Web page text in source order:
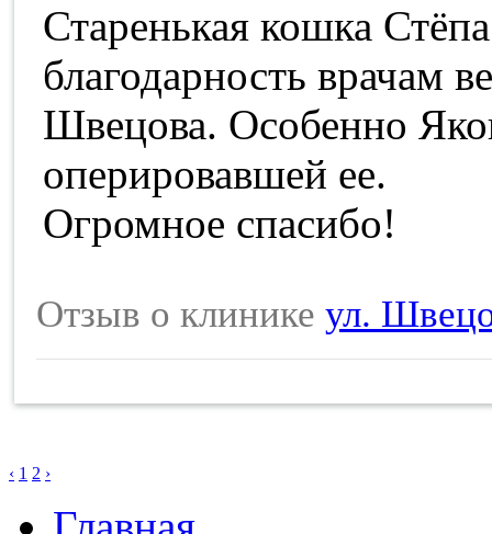
Старенькая кошка
благодарность врачам
Швецова. Особенно
оперировавшей ее.
Огромное спасибо!
Отзыв о клинике ул.
‹ 1 2 ›